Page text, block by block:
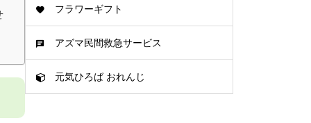
フラワーギフト
アズマ民間救急サービス
元気ひろば おれんじ